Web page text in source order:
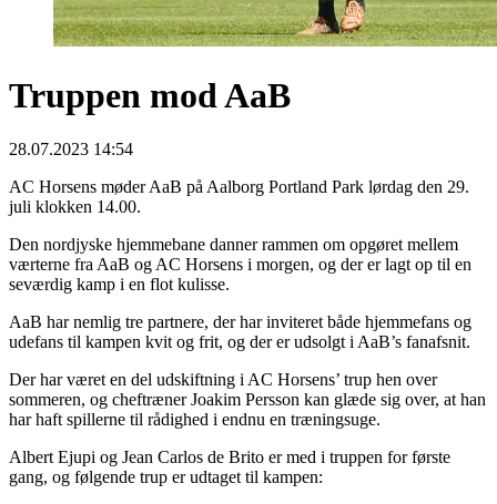
Truppen mod AaB
28.07.2023 14:54
AC Horsens møder AaB på Aalborg Portland Park lørdag den 29.
juli klokken 14.00.
Den nordjyske hjemmebane danner rammen om opgøret mellem
værterne fra AaB og AC Horsens i morgen, og der er lagt op til en
seværdig kamp i en flot kulisse.
AaB har nemlig tre partnere, der har inviteret både hjemmefans og
udefans til kampen kvit og frit, og der er udsolgt i AaB’s fanafsnit.
Der har været en del udskiftning i AC Horsens’ trup hen over
sommeren, og cheftræner Joakim Persson kan glæde sig over, at han
har haft spillerne til rådighed i endnu en træningsuge.
Albert Ejupi og Jean Carlos de Brito er med i truppen for første
gang, og følgende trup er udtaget til kampen: